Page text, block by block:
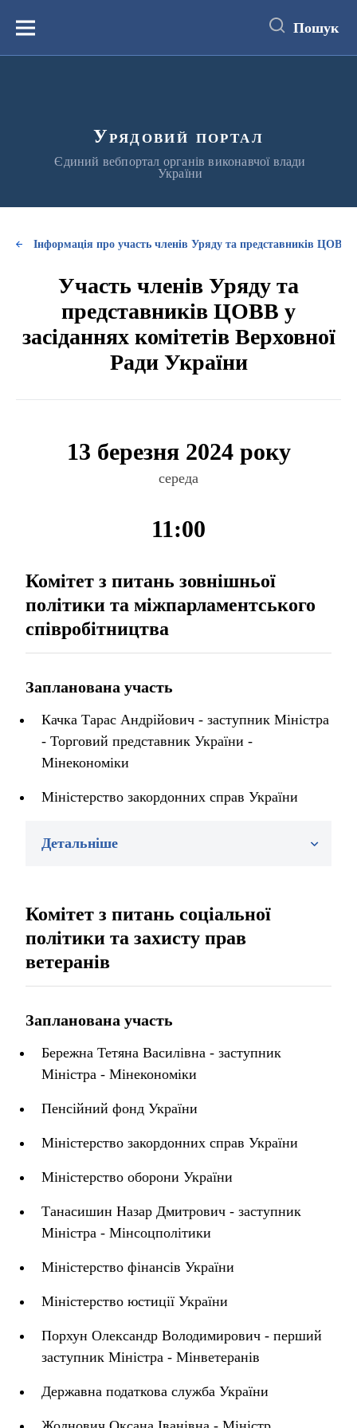
вмістуМеню Пошук
Урядовий портал
Єдиний вебпортал органів виконавчої влади
України
Інформація про участь членів Уряду та представників ЦОВВ
Участь членів Уряду та
представників ЦОВВ у
засіданнях комітетів Верховної
Ради України
13 березня 2024 року
середа
11:00
Комітет з питань зовнішньої
політики та міжпарламентського
співробітництва
Запланована участь
Качка Тарас Андрійович - заступник Міністра
- Торговий представник України -
Мінекономіки
Міністерство закордонних справ України
Детальніше
Комітет з питань соціальної
політики та захисту прав
ветеранів
Запланована участь
Бережна Тетяна Василівна - заступник
Міністра - Мінекономіки
Пенсійний фонд України
Міністерство закордонних справ України
Міністерство оборони України
Танасишин Назар Дмитрович - заступник
Міністра - Мінсоцполітики
Міністерство фінансів України
Міністерство юстиції України
Порхун Олександр Володимирович - перший
заступник Міністра - Мінветеранів
Державна податкова служба України